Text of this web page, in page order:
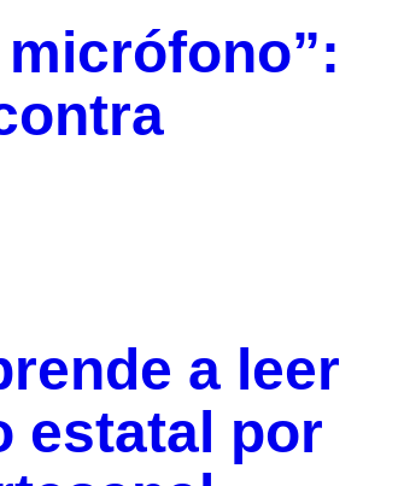
a leer
estatal por